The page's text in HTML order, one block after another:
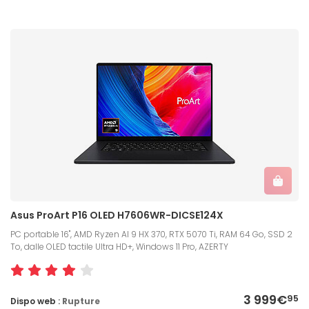
Asus ProArt P16 OLED H7606WR-DICSE124X
PC portable 16", AMD Ryzen AI 9 HX 370, RTX 5070 Ti, RAM 64 Go, SSD 2
To, dalle OLED tactile Ultra HD+, Windows 11 Pro, AZERTY
3 999€95
Dispo web : Rupture